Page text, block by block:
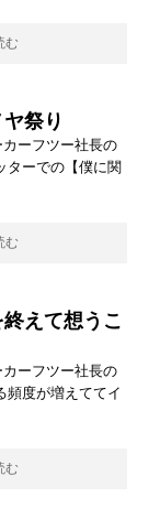
む
祭り
ーフツー社長の
ターでの【僕に関
む
えて想うこ
ーフツー社長の
頻度が増えててイ
む